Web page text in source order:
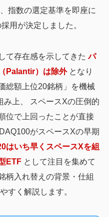
指数の選定基準を即座に
用が決定しました。
て存在感を示してきたパ
Palantir）は除外となり
総額上位20銘柄」を機械
み上、 スペースXの圧倒的
位で上回ったことが直接
がスペースXの早期
はいち早くスペースXを組
ETFとして注目を集めて
柄入れ替えの背景・仕組
すく解説します。